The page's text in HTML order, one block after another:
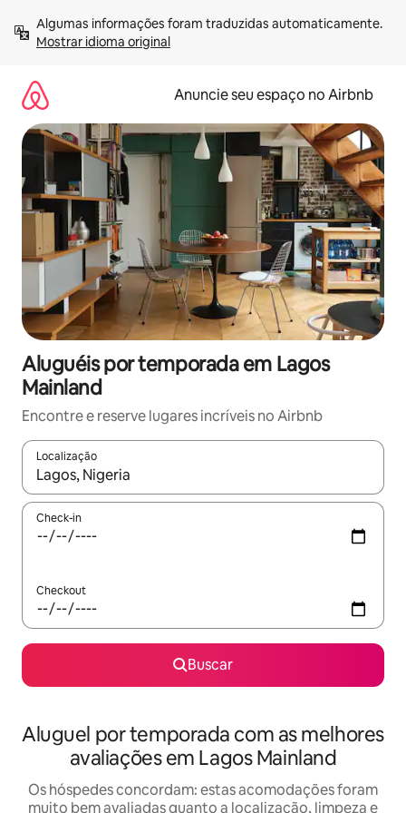
para
Mostrar idioma original
Anuncie seu espaço no Airbnb
Aluguéis por temporada em Lagos
Mainland
Encontre e reserve lugares incríveis no Airbnb
Localização
Quando os resultados estiverem disponíveis, explore-os
Check-in
Checkout
Buscar
Aluguel por temporada com as melhores
avaliações em Lagos Mainland
Os hóspedes concordam: estas acomodações foram
muito bem avaliadas quanto a localização, limpeza e